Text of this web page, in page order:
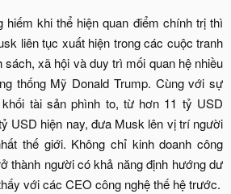
khi thể hiện quan điểm chính trị thì
liên tục xuất hiện trong các cuộc tranh
sách, xã hội và duy trì mối quan hệ nhiều
thống Mỹ Donald Trump. Cùng với sự
tài sản phình to, từ hơn 11 tỷ USD
USD hiện nay, đưa Musk lên vị trí người
thế giới. Không chỉ kinh doanh công
thành người có khả năng định hướng dư
với các CEO công nghệ thế hệ trước.​